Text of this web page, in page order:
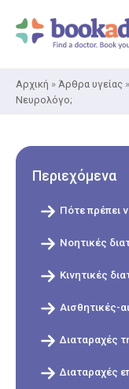
στο
περιεχόμενο
Αρχική » Άρθρα υγείας »
Νευρολόγο;
Περιεχόμενα
Πότε πρέπει
Νοητικές
Κινητικές
Αισθητικές-
Διαταραχές
Διαταραχές